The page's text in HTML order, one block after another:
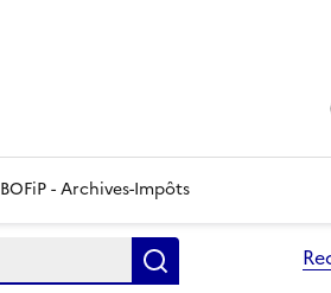
BOFiP - Archives-Impôts